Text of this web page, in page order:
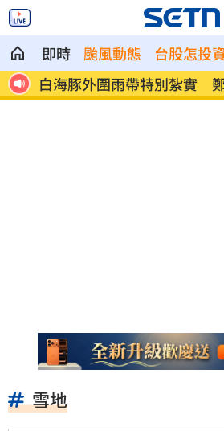
即時 颱風動態 台股怎投
出
有片／貴州通天河「爆乳正
曝
雪地